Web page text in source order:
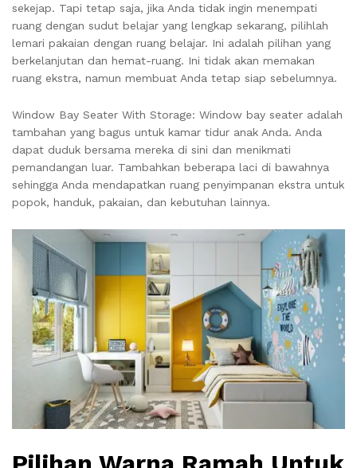
sekejap. Tapi tetap saja, jika Anda tidak ingin menempati
ruang dengan sudut belajar yang lengkap sekarang, pilihlah
lemari pakaian dengan ruang belajar. Ini adalah pilihan yang
berkelanjutan dan hemat-ruang. Ini tidak akan memakan
ruang ekstra, namun membuat Anda tetap siap sebelumnya.
Window Bay Seater With Storage: Window bay seater adalah
tambahan yang bagus untuk kamar tidur anak Anda. Anda
dapat duduk bersama mereka di sini dan menikmati
pemandangan luar. Tambahkan beberapa laci di bawahnya
sehingga Anda mendapatkan ruang penyimpanan ekstra untuk
popok, handuk, pakaian, dan kebutuhan lainnya.